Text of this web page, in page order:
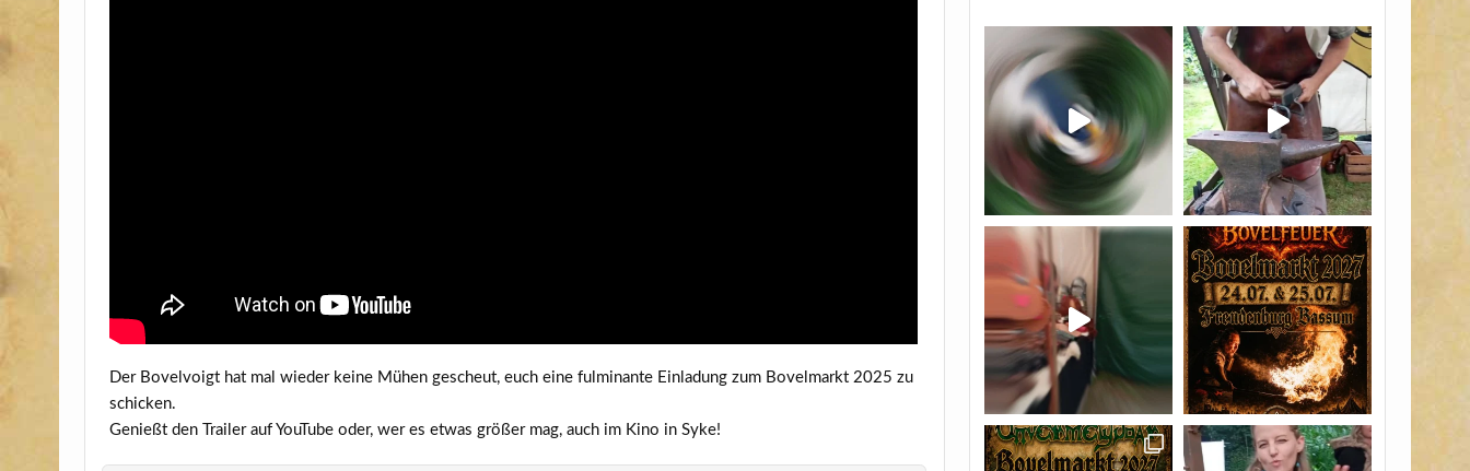
Der Bovel­voigt hat mal wie­der kei­ne Mühen gescheut, euch eine ful­mi­nan­te Ein­la­dung zum Bovel­markt 2025 zu
schi­cken.
Genießt den Trai­ler auf You­Tube oder, wer es etwas grö­ßer mag, auch im Kino in Syke!